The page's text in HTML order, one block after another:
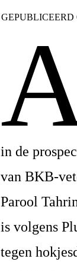
GEPUBLICEERD
in de
van BKB-
Parool
is volgens
tegen